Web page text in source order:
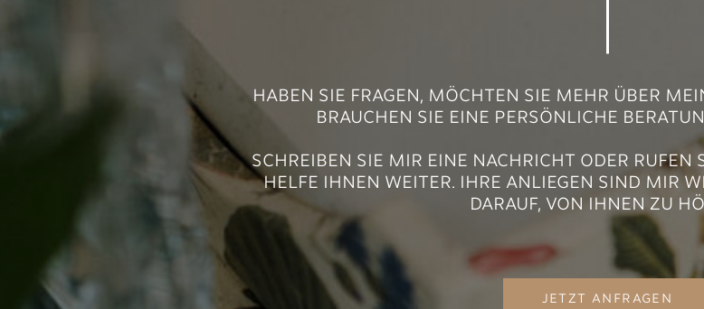
HABEN SIE FRAGEN, MÖCHTEN SIE MEHR ÜBER
BRAUCHEN SIE EINE PERSÖNLICHE
SCHREIBEN SIE MIR EINE NACHRICHT ODER RUFEN
HELFE IHNEN WEITER. IHRE ANLIEGEN SIND MIR
DARAUF, VON IHNEN ZU
JETZT ANFRAGEN